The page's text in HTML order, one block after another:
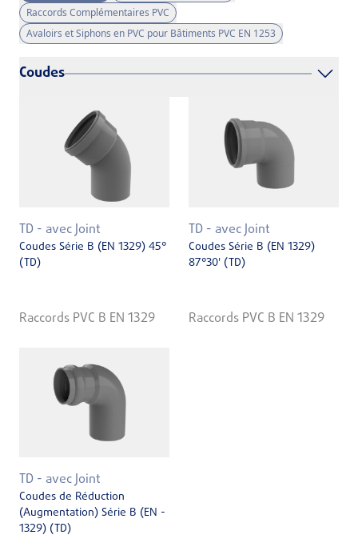
Raccords Complémentaires PVC
Avaloirs et Siphons en PVC pour Bâtiments PVC EN 1253
Coudes
TD - avec Joint
Coudes Série B (EN 1329) 45°
(TD)
Raccords PVC B EN 1329
TD - avec Joint
Coudes Série B (EN 1329)
87°30' (TD)
Raccords PVC B EN 1329
TD - avec Joint
Coudes de Réduction
(Augmentation) Série B (EN ­
1329) (TD)